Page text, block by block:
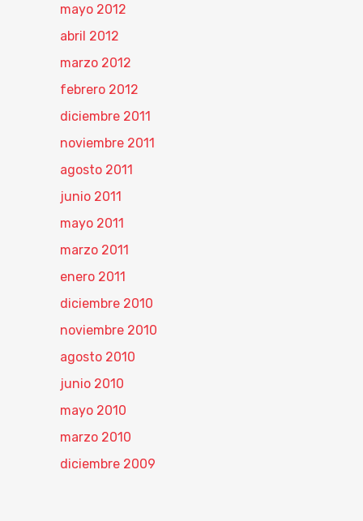
mayo 2012
abril 2012
marzo 2012
febrero 2012
diciembre 2011
noviembre 2011
agosto 2011
junio 2011
mayo 2011
marzo 2011
enero 2011
diciembre 2010
noviembre 2010
agosto 2010
junio 2010
mayo 2010
marzo 2010
diciembre 2009